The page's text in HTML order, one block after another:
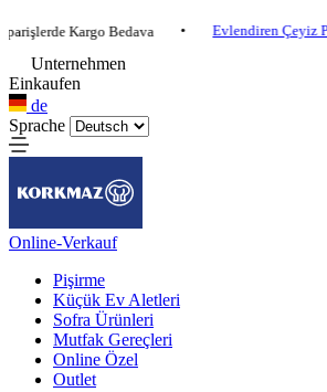
Kargo Bedava • Evlendiren Çeyiz Paketleri
Unternehmen
Einkaufen
de
Sprache
Online-Verkauf
Pişirme
Küçük Ev Aletleri
Sofra Ürünleri
Mutfak Gereçleri
Online Özel
Outlet